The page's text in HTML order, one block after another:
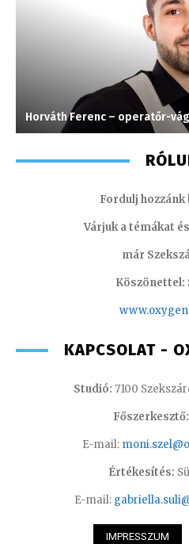
Horváth Ferenc – operatőr-
Fordulj
Várjuk a témákat
már
Köszönettel:
KAPCSOLAT -
Studió: 7100
Főszerkesztő:
E-mail:
Értékesítés:
E-mail:
IMPRESSZUM